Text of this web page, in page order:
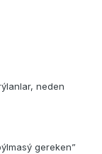
neden
gereken”